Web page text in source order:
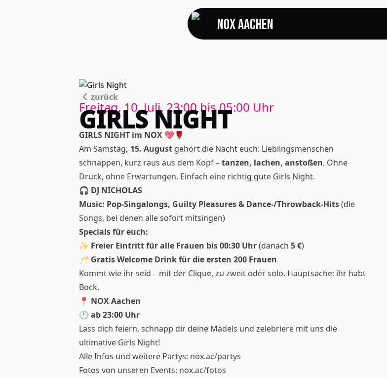
NOX Aachen
FAQS
RESERVIERUNG
JOBS
zurück
Freitag, 10. Juli, 23:00 bis05:00 Uhr
GIRLS NIGHT
GIRLS NIGHT im NOX 💖🌹
Am Samstag, 15. August gehört die Nacht euch: Lieblingsmenschen
schnappen, kurz raus aus dem Kopf –tanzen, lachen, anstoßen. Ohne
Druck, ohne Erwartungen. Einfach eine richtig gute Girls Night.
🎧 DJ NICHOLAS
Music: Pop-Singalongs, Guilty Pleasures & Dance-/Throwback-Hits(die
Songs, bei denen alle sofort mitsingen)
Specials für euch:
✨ Freier Eintritt für alle Frauen bis 00:30 Uhr(danach 5 €)
🥂 Gratis Welcome Drink für die ersten 200 Frauen
Kommt wie ihr seid – mit der Clique, zu zweit oder solo. Hauptsache: ihr habt
Bock.
📍 NOX Aachen
🕚 ab 23:00 Uhr
Lass dich feiern, schnapp dir deine Mädels und zelebriere mit uns die
ultimative Girls Night!
Alle Infos und weitere Partys: nox.ac/partys
Fotos von unseren Events: nox.ac/fotos